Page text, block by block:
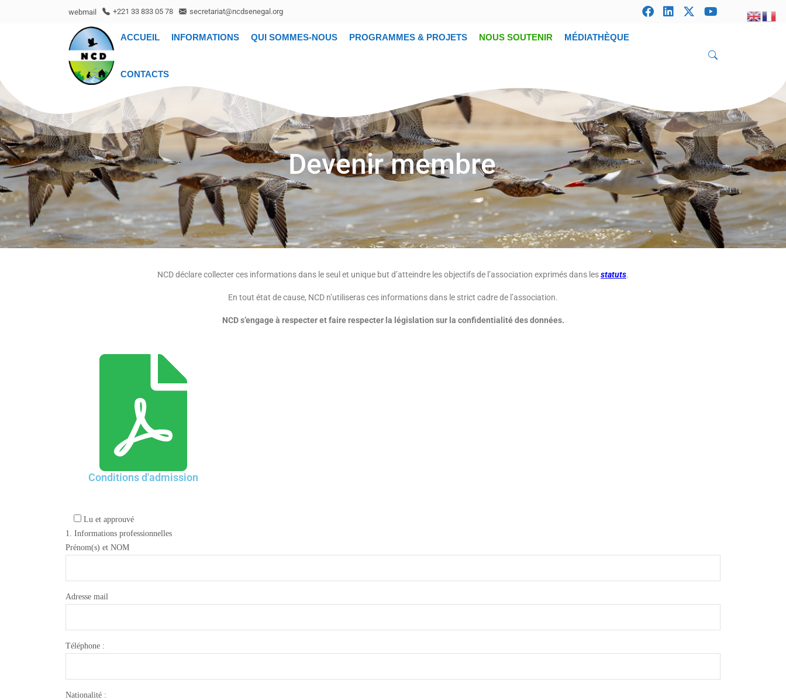
webmail +221 33 833 05 78 secretariat@ncdsenegal.org
ACCUEIL INFORMATIONS QUI SOMMES-NOUS PROGRAMMES & PROJETS NOUS SOUTENIR MÉDIATHÈQUE
CONTACTS
Devenir membre
NCD déclare collecter ces informations dans le seul et unique but d’atteindre les objectifs de l’association exprimés dans lesstatuts.
En tout état de cause, NCD n’utiliseras ces informations dans le strict cadre de l’association.
NCD s’engage à respecter et faire respecter la législation sur la confidentialité des données.
Conditions d'admission
Lu et approuvé
1. Informations professionnelles
Prénom(s) et NOM
Adresse mail
Téléphone :
Nationalité :